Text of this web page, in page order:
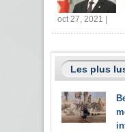
oct 27, 2021 |
Les plus